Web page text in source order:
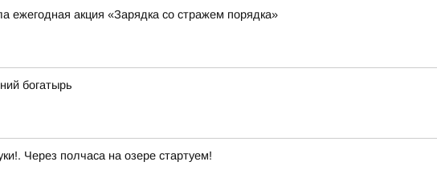
ежегодная акция «Зарядка со стражем порядка»
богатырь
Через полчаса на озере стартуем!